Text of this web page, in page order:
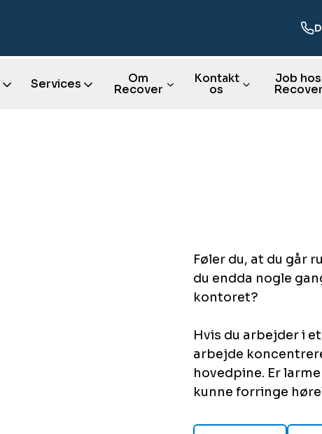
Services Om
Recover
Kontakt
os
Job hos
Recover
Føler du, at du går
du endda nogle
kontoret?
Hvis du arbejder i
arbejde
hovedpine. Er
kunne forringe